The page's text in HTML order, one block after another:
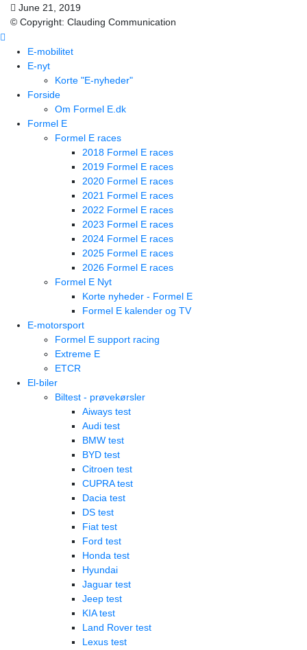
June 21, 2019
© Copyright: Clauding Communication
E-mobilitet
E-nyt
Korte "E-nyheder"
Forside
Om Formel E.dk
Formel E
Formel E races
2018 Formel E races
2019 Formel E races
2020 Formel E races
2021 Formel E races
2022 Formel E races
2023 Formel E races
2024 Formel E races
2025 Formel E races
2026 Formel E races
Formel E Nyt
Korte nyheder - Formel E
Formel E kalender og TV
E-motorsport
Formel E support racing
Extreme E
ETCR
El-biler
Biltest - prøvekørsler
Aiways test
Audi test
BMW test
BYD test
Citroen test
CUPRA test
Dacia test
DS test
Fiat test
Ford test
Honda test
Hyundai
Jaguar test
Jeep test
KIA test
Land Rover test
Lexus test